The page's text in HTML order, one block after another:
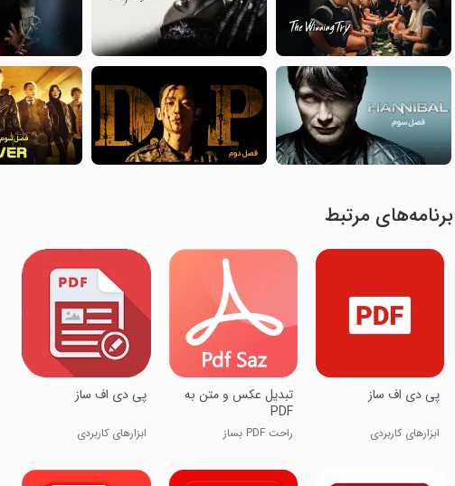
برنامه‌های مرتبط
پی دی اف ساز
ابزارهای کاربردی
تبدیل عکس و متن به
PDF
راحت PDF بساز
پی دی اف ساز
ابزارهای کاربردی